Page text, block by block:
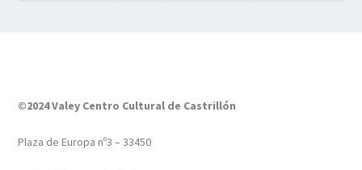
©2024 Valey Centro Cultural de Castrillón
Plaza de Europa nº3 – 33450